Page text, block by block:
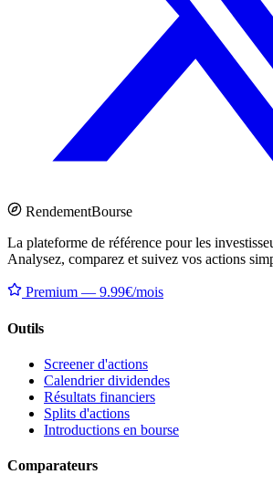
RendementBourse
La plateforme de référence pour les
Analysez, comparez et suivez vos actions
Premium — 9.99€/mois
Outils
Screener d'actions
Calendrier dividendes
Résultats financiers
Splits d'actions
Introductions en bourse
Comparateurs